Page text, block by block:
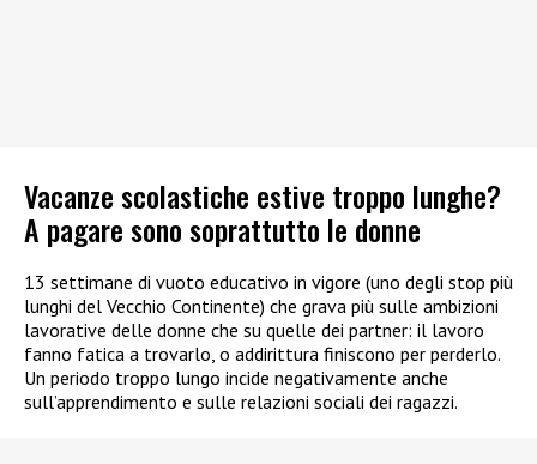
Vacanze scolastiche estive troppo lunghe?
A pagare sono soprattutto le donne
13 settimane di vuoto educativo in vigore (uno degli stop più
lunghi del Vecchio Continente) che grava più sulle ambizioni
lavorative delle donne che su quelle dei partner: il lavoro
fanno fatica a trovarlo, o addirittura finiscono per perderlo.
Un periodo troppo lungo incide negativamente anche
sull’apprendimento e sulle relazioni sociali dei ragazzi.